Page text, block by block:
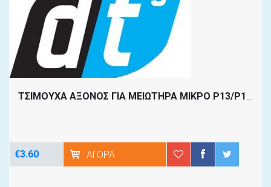
ΤΣΙΜΟΥΧΑ ΑΞΟΝΟΣ ΓΙΑ ΜΕΙΩΤΗΡΑ ΜΙΚΡΟ P13/P14
€3.60 ΑΓΟΡΆ